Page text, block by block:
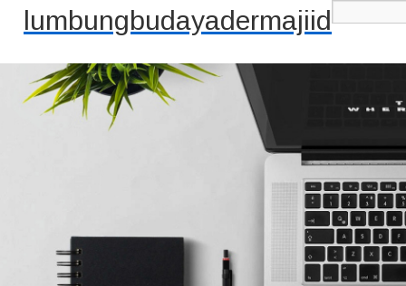
lumbungbudayadermajiid